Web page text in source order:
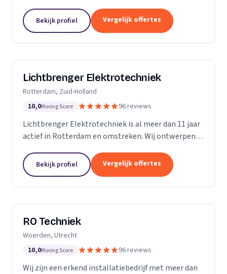
we al meer dan 25 jaar hoogwaardige diensten aan
onze...
Bekijk profiel Vergelijk offertes
Lichtbrenger Elektrotechniek
Rotterdam, Zuid-Holland
10,0Moving Score 96 reviews
Lichtbrenger Elektrotechniek is al meer dan 11 jaar
actief in Rotterdam en omstreken. Wij ontwerpen
bedrijfspanden, horeca zaken, winkelcentra, en nog
veel meer....
Bekijk profiel Vergelijk offertes
RO Techniek
Woerden, Utrecht
10,0Moving Score 96 reviews
Wij zijn een erkend installatiebedrijf met meer dan